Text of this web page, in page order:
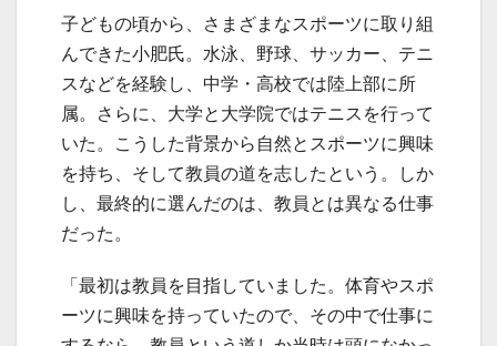
子どもの頃から、さまざまなスポーツに取り組
んできた小肥氏。水泳、野球、サッカー、テニ
スなどを経験し、中学・高校では陸上部に所
属。さらに、大学と大学院ではテニスを行って
いた。こうした背景から自然とスポーツに興味
を持ち、そして教員の道を志したという。しか
し、最終的に選んだのは、教員とは異なる仕事
だった。
「最初は教員を目指していました。体育やスポ
ーツに興味を持っていたので、その中で仕事に